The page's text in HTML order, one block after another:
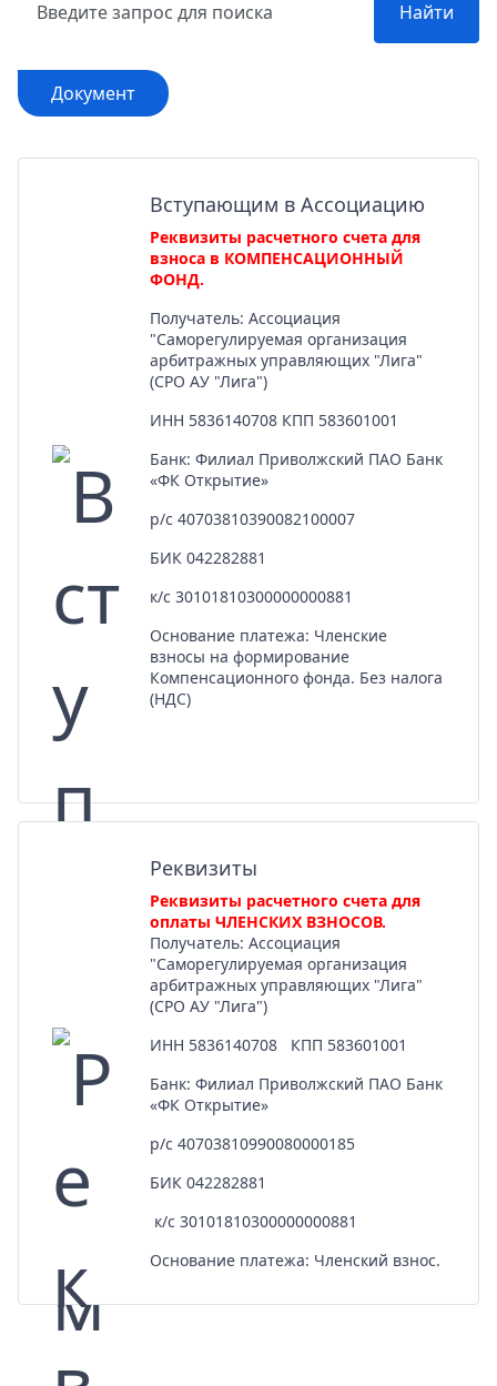
Найти
Документ
Вступающим в Ассоциацию
Реквизиты расчетного счета для
взноса в КОМПЕНСАЦИОННЫЙ
ФОНД.
Получатель: Ассоциация
"Саморегулируемая организация
арбитражных управляющих "Лига"
(СРО АУ "Лига")
ИНН 5836140708 КПП 583601001
Банк: Филиал Приволжский ПАО Банк
«ФК Открытие»
р/с 40703810390082100007
БИК 042282881
к/с 30101810300000000881
Основание платежа: Членские
взносы на формирование
Компенсационного фонда. Без налога
(НДС)
Реквизиты
Реквизиты расчетного счета для
оплаты ЧЛЕНСКИХ ВЗНОСОВ.
Получатель: Ассоциация
"Саморегулируемая организация
арбитражных управляющих "Лига"
(СРО АУ "Лига")
ИНН 5836140708 КПП 583601001
Банк: Филиал Приволжский ПАО Банк
«ФК Открытие»
р/с 40703810990080000185
БИК 042282881
к/с 30101810300000000881
Основание платежа: Членский взнос.